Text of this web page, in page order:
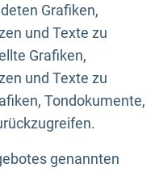
Grafiken,
und Texte zu
Grafiken,
und Texte zu
Tondokumente,
genannten